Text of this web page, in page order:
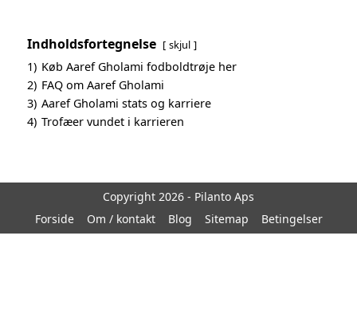
Indholdsfortegnelse skjul
1) Køb Aaref Gholami fodboldtrøje her
2) FAQ om Aaref Gholami
3) Aaref Gholami stats og karriere
4) Trofæer vundet i karrieren
Copyright 2026 - Pilanto Aps
Forside
Om / kontakt Blog Sitemap Betingelser